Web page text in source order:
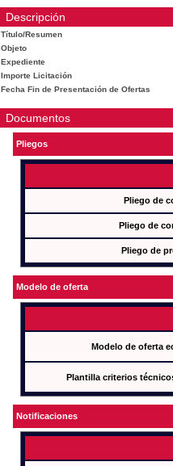
Descripción
Título/Resumen
Objeto
Expediente
Importe Licitación
Fecha Fin de Presentación de Ofertas
Documentos
Pliegos
Pliego de
Pliego de
Pliego de
Modelo de oferta
Modelo de oferta
Plantilla criterios
Notificaciones